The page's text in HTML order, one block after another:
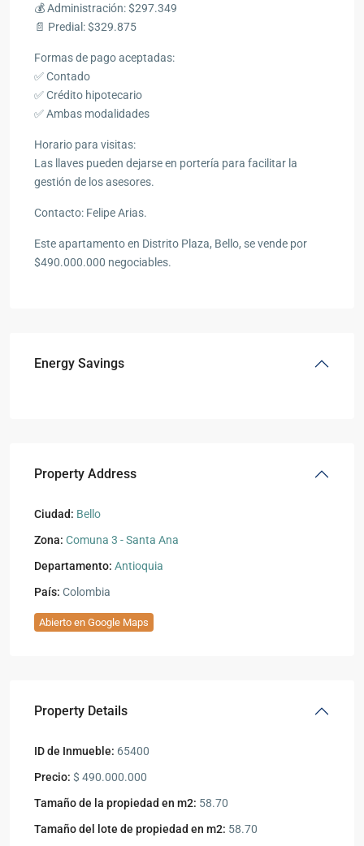
💰 Administración: $297.349
📄 Predial: $329.875
Formas de pago aceptadas:
✅ Contado
✅ Crédito hipotecario
✅ Ambas modalidades
Horario para visitas:
Las llaves pueden dejarse en portería para facilitar la
gestión de los asesores.
Contacto: Felipe Arias.
Este apartamento en Distrito Plaza, Bello, se vende por
$490.000.000 negociables.
Energy Savings
Property Address
Ciudad: Bello
Zona: Comuna 3 - Santa Ana
Departamento: Antioquia
País: Colombia
Abierto en Google Maps
Property Details
ID de Inmueble: 65400
Precio: $ 490.000.000
Tamaño de la propiedad en m2: 58.70
Tamaño del lote de propiedad en m2: 58.70